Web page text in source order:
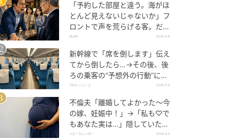
「予約した部屋と違う。海がほ
とんど見えないじゃないか」フ
ロントで声を荒らげる客。だ
が、支配人が予約記録を示した
GLAM 2026.8.6
新幹線で「席を倒します」伝え
てから倒したら…→その後、後
ろの乗客の“予想外の行動”に
「不快ですぐに立ち去りまし
TRILL ニュース 2026.8.6
不倫夫「離婚してよかった〜今
の嫁、妊娠中！」→「私も♡で
もあなた実は…」隠していた事
実を暴露した結果
ベビーカレンダー 2026.8.5